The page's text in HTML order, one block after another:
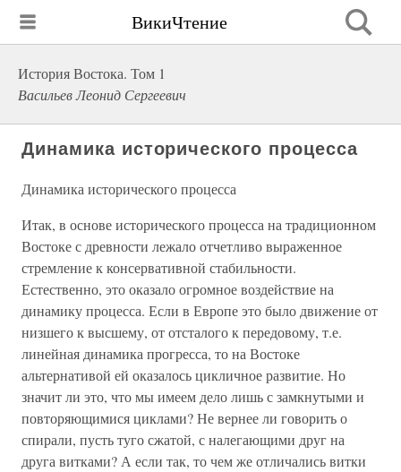
ВикиЧтение
История Востока. Том 1
Васильев Леонид Сергеевич
Динамика исторического процесса
Динамика исторического процесса
Итак, в основе исторического процесса на традиционном
Востоке с древности лежало отчетливо выраженное
стремление к консервативной стабильности.
Естественно, это оказало огромное воздействие на
динамику процесса. Если в Европе это было движение от
низшего к высшему, от отсталого к передовому, т.е.
линейная динамика прогресса, то на Востоке
альтернативой ей оказалось цикличное развитие. Но
значит ли это, что мы имеем дело лишь с замкнутыми и
повторяющимися циклами? Не вернее ли говорить о
спирали, пусть туго сжатой, с налегающими друг на
друга витками? А если так, то чем же отличались витки